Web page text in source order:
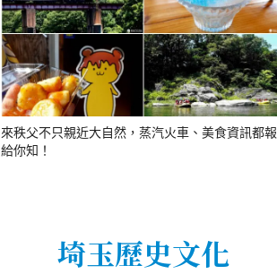
來秩父不只親近大自然，蒸汽火車、美食資訊都報
給你知！
埼玉歷史文化